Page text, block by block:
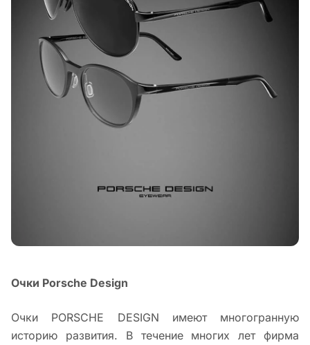
Очки Porsche Design
Очки PORSCHE DESIGN имеют многогранную
историю развития. В течение многих лет фирма